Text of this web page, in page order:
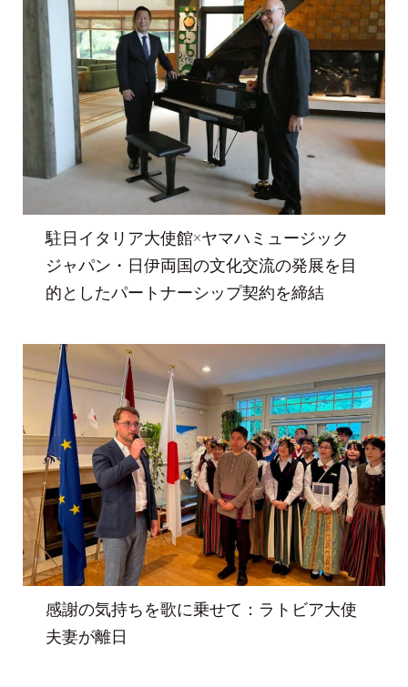
駐日イタリア大使館×ヤマハミュージック
ジャパン・日伊両国の文化交流の発展を目
的としたパートナーシップ契約を締結
感謝の気持ちを歌に乗せて：ラトビア大使
夫妻が離日